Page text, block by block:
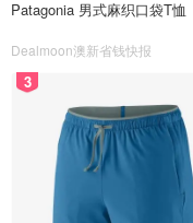
Patagonia 男式麻织口袋T恤
Dealmoon澳新省钱快报
3